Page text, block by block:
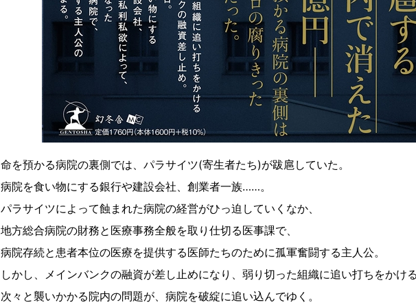
命を預かる病院の裏側では、パラサイツ(寄生者たち)が跋扈していた。
病院を食い物にする銀行や建設会社、創業者一族……。
パラサイツによって蝕まれた病院の経営がひっ迫していくなか、
地方総合病院の財務と医療事務全般を取り仕切る医事課で、
病院存続と患者本位の医療を提供する医師たちのために孤軍奮闘する主人公。
しかし、メインバンクの融資が差し止めになり、弱り切った組織に追い打ちをかけ
次々と襲いかかる院内の問題が、病院を破綻に追い込んでゆく。